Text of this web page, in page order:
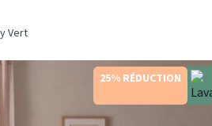
Vert
25% RÉDUCTION